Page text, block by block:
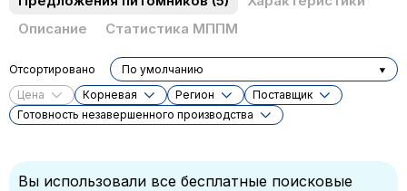
Описание
Статистика МППМ
Цена Корневая Регион
Поставщик
Готовность незавершенного производства
Отсортировано По умолчанию
Вы использовали все бесплатные поисковые